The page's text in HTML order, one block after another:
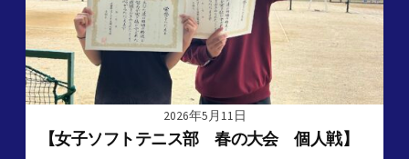
2026年5月11日
【女子ソフトテニス部 春の大会 個人戦】